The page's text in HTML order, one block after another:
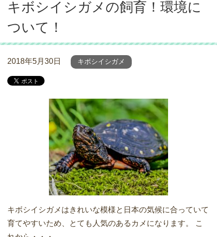
キボシイシガメの飼育！環境に
ついて！
2018年5月30日 キボシイシガメ
キボシイシガメはきれいな模様と日本の気候に合っていて
育てやすいため、とても人気のあるカメになります。 こ